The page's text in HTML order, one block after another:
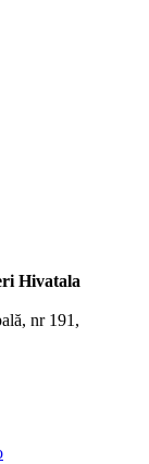
Hivatala
nr 191,